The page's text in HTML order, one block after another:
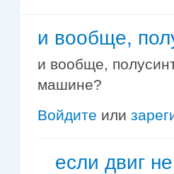
и вообще,
и вообще,
машине?
Войдите или
если двиг